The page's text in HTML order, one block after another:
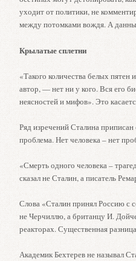
уходит от политики, не
между потомками вождя. А
Крылатые сплетни
«Такого количества белых
автор, — нет ни у кого. Вся его
неясностей и мифов». Это
Ряд изречений Сталина
проблема. Нет человека – нет
«Смерть одного человека –
сказал не Сталин, а писатель
Слова «Сталин принял Россию с
не Черчиллю, а британцу И.
реакторах. Существенная
Академик Бехтерев не называл